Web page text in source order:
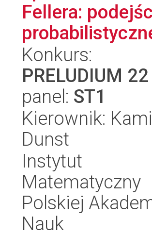
Fellera:
Konkurs:
PRELUDIUM 22
panel: ST1
Kierownik:
Dunst
Instytut
Matematyczny
Polskiej
Nauk